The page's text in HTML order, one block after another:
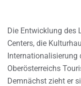
Die Entwicklung des
Centers, die
Internationalisierung
Oberösterreichs
Demnächst zieht er